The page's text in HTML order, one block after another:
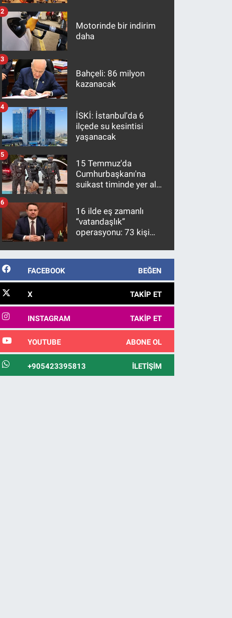
Motorinde bir indirim
daha
2
Bahçeli: 86 milyon
kazanacak
3
İSKİ: İstanbul'da 6
ilçede su kesintisi
yaşanacak
4
15 Temmuz'da
Cumhurbaşkanı'na
suikast timinde yer alan
10 yıl sonra yakalandı
5
16 ilde eş zamanlı
“vatandaşlık”
operasyonu: 73 kişi
6
FACEBOOK BEĞEN
X TAKIP ET
INSTAGRAM TAKIP ET
YOUTUBE ABONE OL
+905423395813 İLETIŞIM